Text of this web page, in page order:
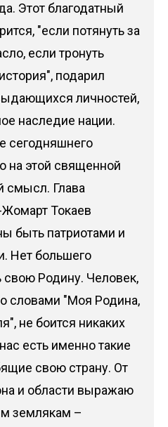
Этот благодатный
"если потянуть за
если тронуть
подарил
личностей,
наследие нации.
сегодняшнего
на этой священной
смысл. Глава
Токаев
быть патриотами и
Нет большего
свою Родину. Человек,
словами "Моя Родина,
не боится никаких
есть именно такие
свою страну. От
и области выражаю
землякам –